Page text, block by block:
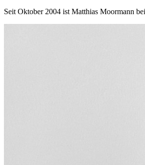
Seit Oktober 2004 ist Matthias Moormann